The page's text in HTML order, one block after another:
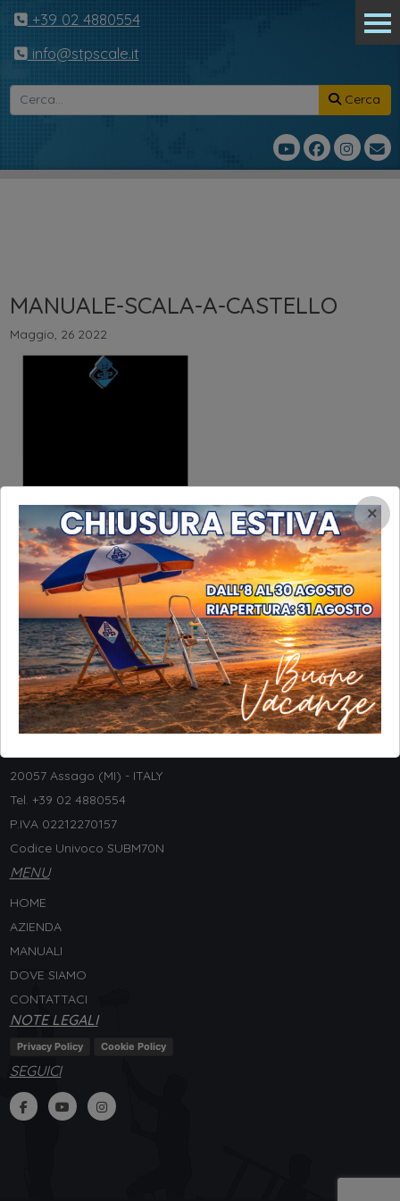
+39 02 4880554
info@stpscale.it
Cerca
MANUALE-SCALA-A-CASTELLO
Maggio, 26 2022
INFORMAZIONI
STP Srl
20057 Assago (MI) - ITALY
Tel. +39 02 4880554
P.IVA 02212270157
Codice Univoco SUBM70N
MENU
HOME
AZIENDA
MANUALI
DOVE SIAMO
CONTATTACI
NOTE LEGALI
Privacy Policy Cookie Policy
SEGUICI
×